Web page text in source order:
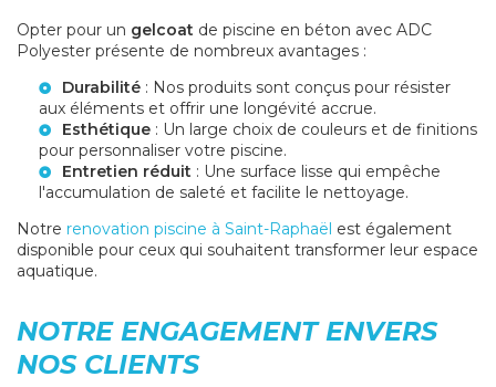
Opter pour un gelcoat de piscine en béton avec ADC
Polyester présente de nombreux avantages :
Durabilité : Nos produits sont conçus pour résister
aux éléments et offrir une longévité accrue.
Esthétique : Un large choix de couleurs et de finitions
pour personnaliser votre piscine.
Entretien réduit : Une surface lisse qui empêche
l'accumulation de saleté et facilite le nettoyage.
Notre renovation piscine à Saint-Raphaël est également
disponible pour ceux qui souhaitent transformer leur espace
aquatique.
NOTRE ENGAGEMENT ENVERS
NOS CLIENTS